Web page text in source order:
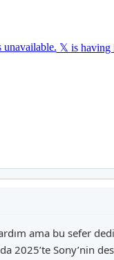
ama bu sefer
2025’te Sony’nin